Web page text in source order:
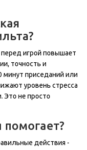
перед игрой повышает
точность и
минут приседаний или
уровень стресса
Это не просто
помогает?
действия -